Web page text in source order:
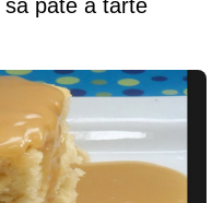
pâte à tarte